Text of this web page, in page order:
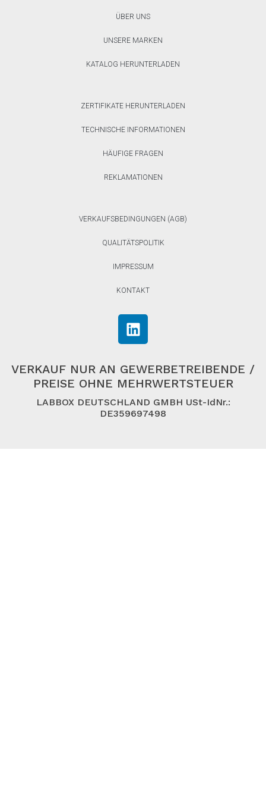
ÜBER UNS
UNSERE MARKEN
KATALOG HERUNTERLADEN
ZERTIFIKATE HERUNTERLADEN
TECHNISCHE INFORMATIONEN
HÄUFIGE FRAGEN
REKLAMATIONEN
VERKAUFSBEDINGUNGEN (AGB)
QUALITÄTSPOLITIK
IMPRESSUM
KONTAKT
VERKAUF NUR AN GEWERBETREIBENDE /
PREISE OHNE MEHRWERTSTEUER
LABBOX DEUTSCHLAND GMBH USt-IdNr.:
DE359697498